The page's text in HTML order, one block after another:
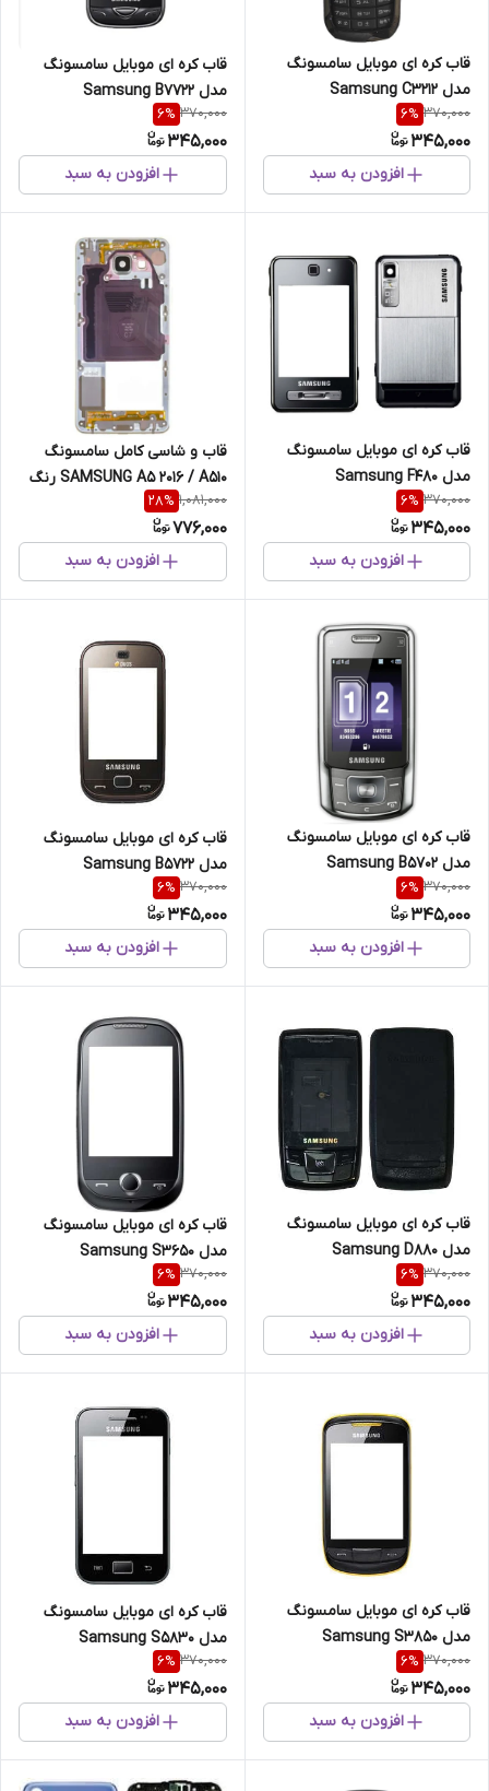
قاب کره ای موبایل سامسونگ
مدل Samsung C3212
370,000
6%
345,000
افزودن به سبد
قاب کره ای موبایل سامسونگ
مدل Samsung B7722
370,000
6%
345,000
افزودن به سبد
قاب کره ای موبایل سامسونگ
مدل Samsung F480
370,000
6%
345,000
افزودن به سبد
قاب و شاسی کامل سامسونگ
SAMSUNG A5 2016 / A510 رنگ
طلایی
1,081,000
28%
776,000
افزودن به سبد
قاب کره ای موبایل سامسونگ
مدل Samsung B5702
370,000
6%
345,000
افزودن به سبد
قاب کره ای موبایل سامسونگ
مدل Samsung B5722
370,000
6%
345,000
افزودن به سبد
قاب کره ای موبایل سامسونگ
مدل Samsung D880
370,000
6%
345,000
افزودن به سبد
قاب کره ای موبایل سامسونگ
مدل Samsung S3650
370,000
6%
345,000
افزودن به سبد
قاب کره ای موبایل سامسونگ
مدل Samsung S3850
370,000
6%
345,000
افزودن به سبد
قاب کره ای موبایل سامسونگ
مدل Samsung S5830
370,000
6%
345,000
افزودن به سبد